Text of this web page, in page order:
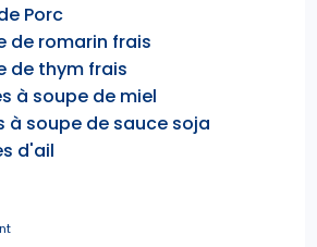
Porc
de romarin frais
de thym frais
à soupe de miel
à soupe de sauce soja
d'ail